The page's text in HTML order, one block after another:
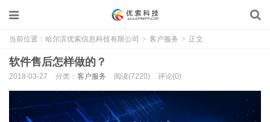
当前位置： 哈尔滨优索信息科技有限公司 > 客户服务 > 正文
软件售后怎样做的？
2018-03-27 分类： 客户服务 阅读(7220) 评论(0)